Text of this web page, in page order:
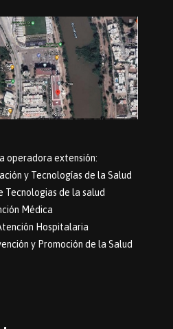
operadora extensión:
y Tecnologías de la Salud
Tecnologias de la salud
Médica
Hospitalaria
y Promoción de la Salud